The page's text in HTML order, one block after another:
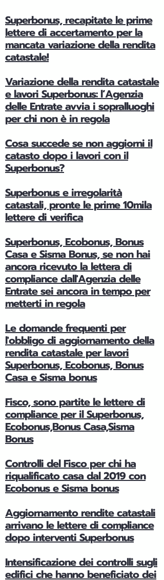
Superbonus, recapitate le prime
lettere di accertamento per la
mancata variazione della rendita
catastale!
Variazione della rendita catastale
e lavori Superbonus: l’Agenzia
delle Entrate avvia i sopralluoghi
per chi non è in regola
Cosa succede se non aggiorni il
catasto dopo i lavori con il
Superbonus?
Superbonus e irregolarità
catastali, pronte le prime 10mila
lettere di verifica
Superbonus, Ecobonus, Bonus
Casa e Sisma Bonus, se non hai
ancora ricevuto la lettera di
compliance dall'Agenzia delle
Entrate sei ancora in tempo per
metterti in regola
Le domande frequenti per
l'obbligo di aggiornamento della
rendita catastale per lavori
Superbonus, Ecobonus, Bonus
Casa e Sisma bonus
Fisco, sono partite le lettere di
compliance per il Superbonus,
Ecobonus,Bonus Casa,Sisma
Bonus
Controlli del Fisco per chi ha
riqualificato casa dal 2019 con
Ecobonus e Sisma bonus
Aggiornamento rendite catastali
arrivano le lettere di compliance
dopo interventi Superbonus
Intensificazione dei controlli sugli
edifici che hanno beneficiato dei